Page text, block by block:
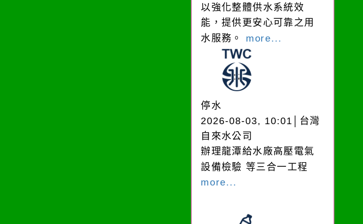
以強化整體供水系統效
能，提供更安心可靠之用
水服務。 more...
停水
2026-08-03, 10:01│台灣
自來水公司
辦理龍潭給水廠高壓電氣
設備檢驗 等三合一工程
more...